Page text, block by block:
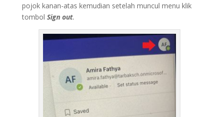
pojok kanan-atas kemudian setelah muncul menu klik
tombol Sign out.